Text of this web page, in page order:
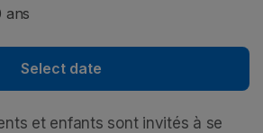
ans
Select date
et enfants sont invités à se